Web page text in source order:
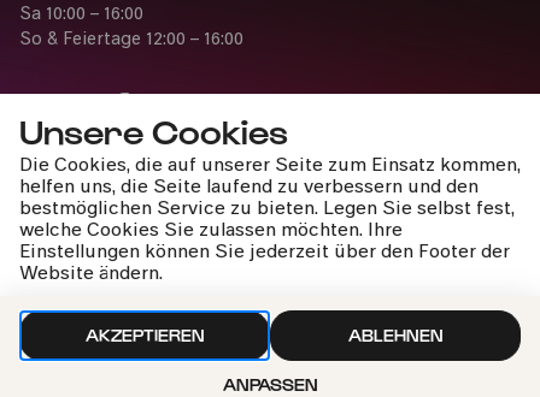
Unsere Cookies
Die Cookies, die auf unserer Seite zum Einsatz kommen,
helfen uns, die Seite laufend zu verbessern und den
bestmöglichen Service zu bieten. Legen Sie selbst fest,
welche Cookies Sie zulassen möchten. Ihre
Einstellungen können Sie jederzeit über den Footer der
Website ändern.
AKZEPTIEREN ABLEHNEN
ANPASSEN
Presse
Jobs
News
Kontakt
Widerruf einreichen
Sa 10:00 – 16:00
So & Feiertage 12:00 – 16:00
Cookie-Einstellungen